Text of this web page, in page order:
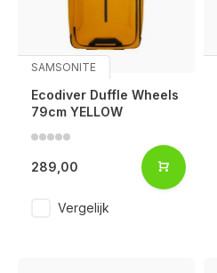
SAMSONITE
Ecodiver Duffle Wheels
79cm YELLOW
289,00
Vergelijk